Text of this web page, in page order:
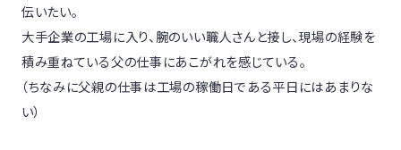
伝いたい。
大手企業の工場に入り、腕のいい職人さんと接し、現場の経験を
積み重ねている父の仕事にあこがれを感じている。
（ちなみに父親の仕事は工場の稼働日である平日にはあまりな
い）